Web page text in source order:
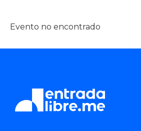
Evento no encontrado